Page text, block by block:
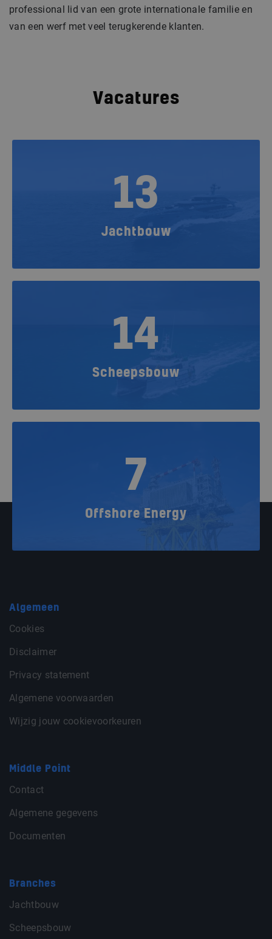
professional lid van een grote internationale familie en
van een werf met veel terugkerende klanten.
Vacatures
13
Jachtbouw
14
Scheepsbouw
7
Offshore Energy
Algemeen
Cookies
Disclaimer
Privacy statement
Algemene voorwaarden
Wijzig jouw cookievoorkeuren
Middle Point
Contact
Algemene gegevens
Documenten
Branches
Jachtbouw
Scheepsbouw